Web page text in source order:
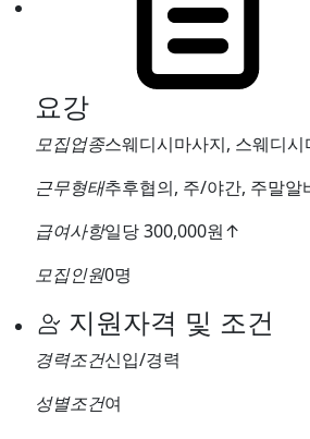
요강
모집업종스웨디시마사지, 스웨디시
근무형태추후협의, 주/야간, 주말알
급여사항일당 300,000원↑
모집인원0명
지원자격 및 조건
경력조건신입/경력
성별조건여